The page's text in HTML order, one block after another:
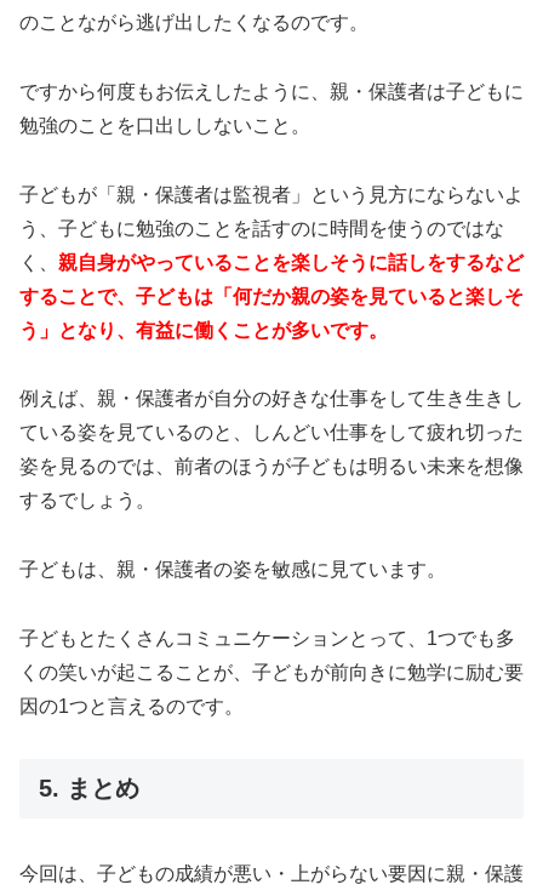
のことながら逃げ出したくなるのです。
ですから何度もお伝えしたように、親・保護者は子どもに
勉強のことを口出ししないこと。
子どもが「親・保護者は監視者」という見方にならないよ
う、子どもに勉強のことを話すのに時間を使うのではな
く、 親自身がやっていることを楽しそうに話しをするなど
することで、子どもは「何だか親の姿を見ていると楽しそ
う」となり、有益に働くことが多いです。
例えば、親・保護者が自分の好きな仕事をして生き生きし
ている姿を見ているのと、しんどい仕事をして疲れ切った
姿を見るのでは、前者のほうが子どもは明るい未来を想像
するでしょう。
子どもは、親・保護者の姿を敏感に見ています。
子どもとたくさんコミュニケーションとって、1つでも多
くの笑いが起こることが、子どもが前向きに勉学に励む要
因の1つと言えるのです。
5. まとめ
今回は、子どもの成績が悪い・上がらない要因に親・保護